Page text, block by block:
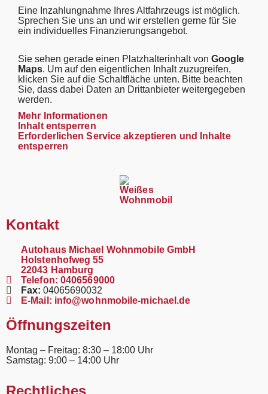
Eine Inzahlungnahme Ihres Altfahrzeugs ist möglich.
Sprechen Sie uns an und wir erstellen gerne für Sie
ein individuelles Finanzierungsangebot.
Sie sehen gerade einen Platzhalterinhalt von Google
Maps. Um auf den eigentlichen Inhalt zuzugreifen,
klicken Sie auf die Schaltfläche unten. Bitte beachten
Sie, dass dabei Daten an Drittanbieter weitergegeben
werden.
Mehr Informationen
Inhalt entsperren
Erforderlichen Service akzeptieren und Inhalte
entsperren
Kontakt
Autohaus Michael Wohnmobile GmbH
Holstenhofweg 55
22043 Hamburg
Telefon: 0406569000
Fax: 04065690032
E-Mail: info@wohnmobile-michael.de
Öffnungszeiten
Montag – Freitag: 8:30 – 18:00 Uhr
Samstag: 9:00 – 14:00 Uhr
Rechtliches